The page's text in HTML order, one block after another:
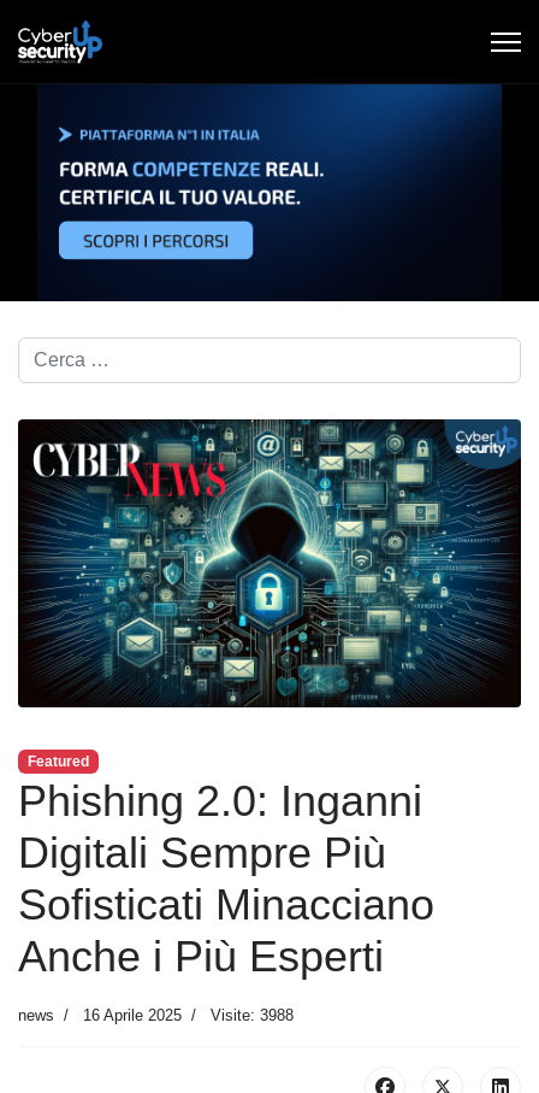
Cerca nel blog...
Featured
Phishing 2.0: Inganni
Digitali Sempre Più
Sofisticati Minacciano
Anche i Più Esperti
news 16 Aprile 2025 Visite: 3988